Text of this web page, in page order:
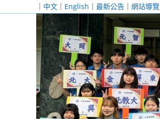
｜ 中文 ｜ English ｜ 最新公告 ｜ 網站導覽